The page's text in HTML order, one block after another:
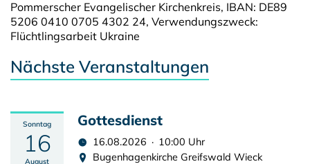
Pommerscher Evangelischer Kirchenkreis, IBAN: DE89
5206 0410 0705 4302 24, Verwendungszweck:
Flüchtlingsarbeit Ukraine
Nächste Veranstaltungen
Sonntag
16
August
Gottesdienst
16.08.2026 · 10:00 Uhr
Bugenhagenkirche Greifswald Wieck